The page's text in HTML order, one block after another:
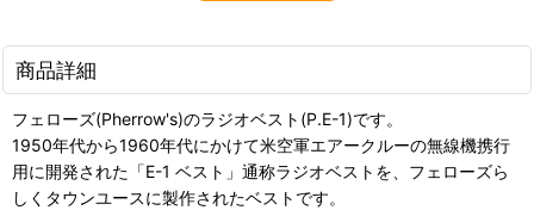
商品詳細
フェローズ(Pherrow's)のラジオベスト(P.E-1)です。
1950年代から1960年代にかけて米空軍エアークルーの無線機携行
用に開発された「E-1 ベスト」通称ラジオベストを、フェローズら
しくタウンユースに製作されたベストです。